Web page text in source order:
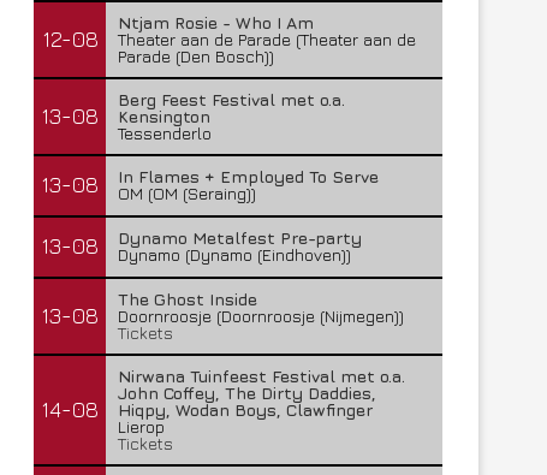
12-08
Ntjam Rosie - Who I Am
Theater aan de Parade (Theater aan de
Parade (Den Bosch))
13-08
Berg Feest Festival met o.a.
Kensington
Tessenderlo
13-08
In Flames + Employed To Serve
OM (OM (Seraing))
13-08
Dynamo Metalfest Pre-party
Dynamo (Dynamo (Eindhoven))
13-08
The Ghost Inside
Doornroosje (Doornroosje (Nijmegen))
Tickets
14-08
Nirwana Tuinfeest Festival met o.a.
John Coffey, The Dirty Daddies,
Hiqpy, Wodan Boys, Clawfinger
Lierop
Tickets